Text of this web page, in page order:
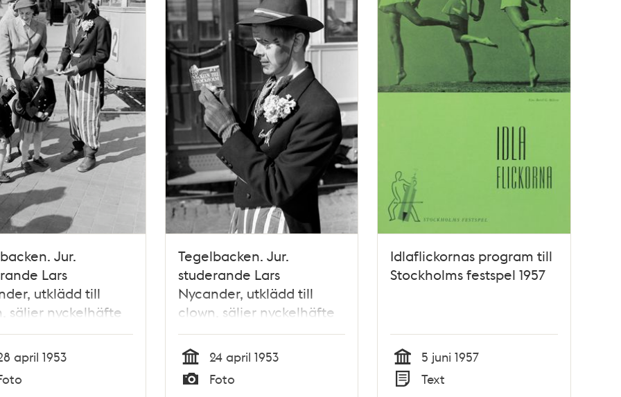
Jur.
Lars
utklädd till
säljer nyckelhäfte
till
Nyckelhäftet
till
april 1953
Tegelbacken. Jur.
studerande Lars
Nycander, utklädd till
clown, säljer nyckelhäfte
med ""nycklar"" till
Stockholm. Nyckelhäftet
innehåller
rabattkuponger till
Tid
24 april 1953
Foto
Idlaflickornas program till
Stockholms festspel 1957
Tid
5 juni 1957
Text